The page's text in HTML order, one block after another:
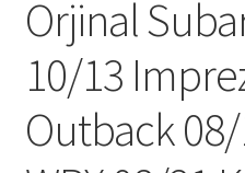
Orjinal
10/13
Outback